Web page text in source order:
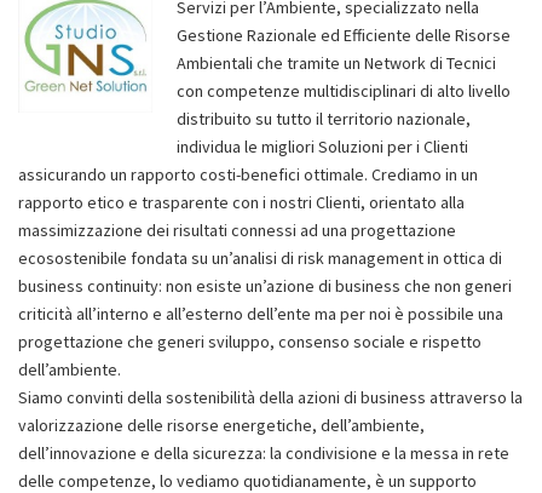
Servizi per l’Ambiente, specializzato nella
Gestione Razionale ed Efficiente delle Risorse
Ambientali che tramite un Network di Tecnici
con competenze multidisciplinari di alto livello
distribuito su tutto il territorio nazionale,
individua le migliori Soluzioni per i Clienti
assicurando un rapporto costi-benefici ottimale. Crediamo in un
rapporto etico e trasparente con i nostri Clienti, orientato alla
massimizzazione dei risultati connessi ad una progettazione
ecosostenibile fondata su un’analisi di risk management in ottica di
business continuity: non esiste un’azione di business che non generi
criticità all’interno e all’esterno dell’ente ma per noi è possibile una
progettazione che generi sviluppo, consenso sociale e rispetto
dell’ambiente.
Siamo convinti della sostenibilità della azioni di business attraverso la
valorizzazione delle risorse energetiche, dell’ambiente,
dell’innovazione e della sicurezza: la condivisione e la messa in rete
delle competenze, lo vediamo quotidianamente, è un supporto